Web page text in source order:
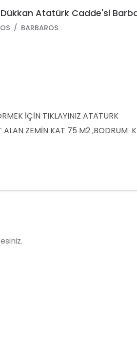
Dükkan Atatürk Cadde'si
BARBAROS
İÇİN TIKLAYINIZ ATATÜRK
ALAN ZEMİN KAT 75 M2 ,BODRUM
, HEM YATIRIMCILARA HEMDE KENDİ
İÇİN BİR FIRS